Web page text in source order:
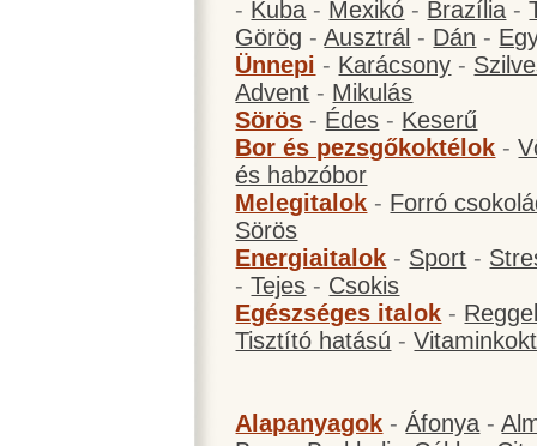
- Kuba - Mexikó - Brazília -
Görög -Ausztrál - Dán -
Ünnepi - Karácsony -
Advent - Mikulás
Sörös - Édes - Keserű
Bor és pezsgőkoktélok -
és habzóbor
Melegitalok - Forró
Sörös
Energiaitalok - Sport -
-Tejes - Csokis
Egészséges italok -
Tisztító hatású -
Alapanyagok -Áfonya -